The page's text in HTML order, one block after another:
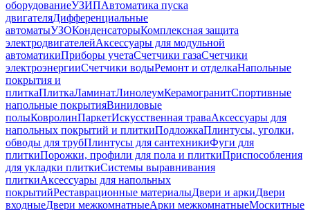
оборудованиеУЗИПАвтоматика пуска
двигателяДифференциальные
автоматыУЗОКонденсаторыКомплексная защита
электродвигателейАксессуары для модульной
автоматикиПриборы учетаСчетчики газаСчетчики
электроэнергииСчетчики водыРемонт и отделкаНапольные
покрытия и
плиткаПлиткаЛаминатЛинолеумКерамогранитСпортивные
напольные покрытияВиниловые
полыКовролинПаркетИскусственная траваАксессуары для
напольных покрытий и плиткиПодложкаПлинтусы, уголки,
обводы для трубПлинтусы для сантехникиФуги для
плиткиПорожки, профили для пола и плиткиПриспособления
для укладки плиткиСистемы выравнивания
плиткиАксессуары для напольных
покрытийРеставрационные материалыДвери и аркиДвери
входныеДвери межкомнатныеАрки межкомнатныеМоскитные